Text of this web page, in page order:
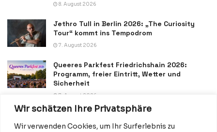
Wir schätzen Ihre Privatsphäre
Wir verwenden Cookies, um Ihr Surferlebnis zu
8. August 2026
Jethro Tull in Berlin 2026: „The Curiosity
Tour“ kommt ins Tempodrom
7. August 2026
Queeres Parkfest Friedrichshain 2026:
Programm, freier Eintritt, Wetter und
Sicherheit
7. August 2026